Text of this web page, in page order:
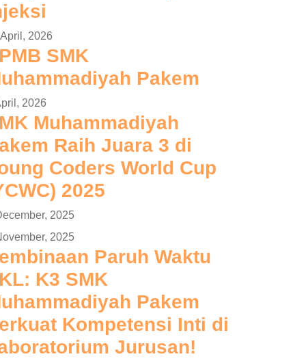
2026
SMK
Pakem
2026
Muhammadiyah
Raih Juara 3 di
Coders World Cup
2025
2025
2025
Paruh Waktu
K3 SMK
Pakem
Kompetensi Inti di
Jurusan!